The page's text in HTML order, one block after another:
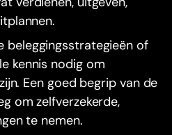
beleggingsstrategieën of
kennis nodig om
Een goed begrip van de
om zelfverzekerde,
te nemen.